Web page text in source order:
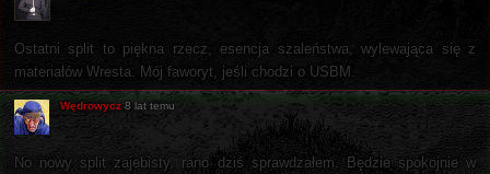
Ostatni split to piękna rzecz, esencja szaleństwa, wylewająca się z
materiałów Wresta. Mój faworyt, jeśli chodzi o USBM.
Wędrowycz 8 lat temu
No nowy split zajebisty, rano dziś sprawdzałem. Będzie spokojnie w